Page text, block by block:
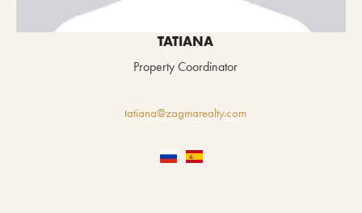
TATIANA
Property Coordinator
tatiana@zagmarealty.com